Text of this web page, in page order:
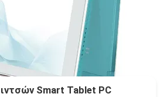
Smart Tablet PC